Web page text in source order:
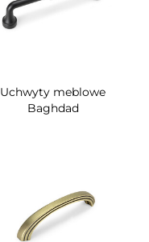
Uchwyty meblowe
Baghdad